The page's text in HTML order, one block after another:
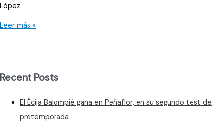
López.
George
Leer más »
Recent Posts
El Écija Balompié gana en Peñaflor, en su segundo test de
pretemporada